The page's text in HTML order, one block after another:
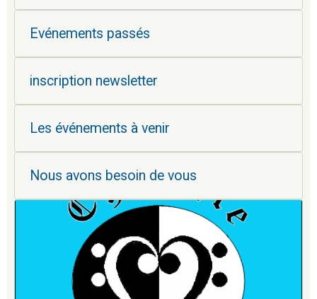
Evénements passés
inscription newsletter
Les événements à venir
Nous avons besoin de vous